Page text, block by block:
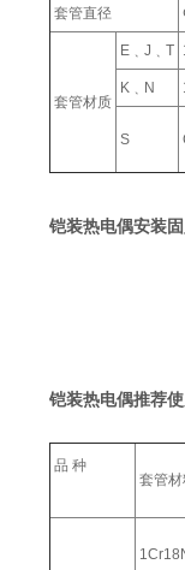
套管直径
套管材质
E﹑J﹑T
K﹑N
S
铠装热电偶安装
铠装热电偶推荐
品 种
套管材